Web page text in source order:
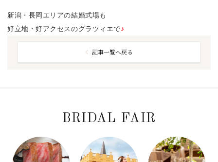
新潟・長岡エリアの結婚式場も
好立地・好アクセスのグラツィエで♪
記事一覧へ戻る
BRIDAL FAIR